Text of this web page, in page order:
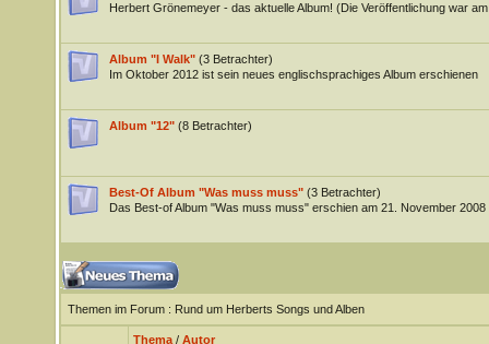
Herbert Grönemeyer - das aktuelle Album! (Die Veröffentlichung war
Album "I Walk" (3 Betrachter)
Im Oktober 2012 ist sein neues englischsprachiges Album erschienen
Album "12" (8 Betrachter)
Best-Of Album "Was muss muss" (3 Betrachter)
Das Best-of Album "Was muss muss" erschien am 21. November 2008
Themen im Forum: Rund um Herberts Songs und Alben
Thema/ Autor